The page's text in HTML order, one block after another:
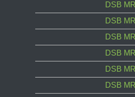
DSB
DSB
DSB
DSB
DSB
DSB